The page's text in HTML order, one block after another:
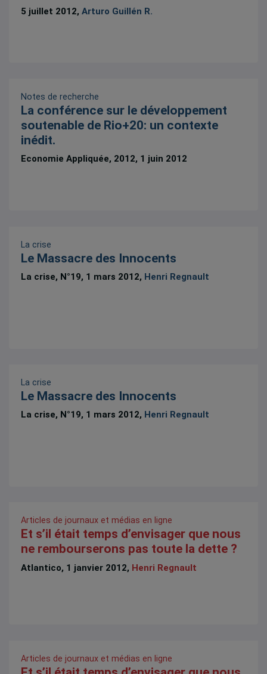
5 juillet 2012,Arturo Guillén R.
Notes de recherche
La conférence sur le développement
soutenable de Rio+20: un contexte
inédit.
Economie Appliquée, 2012, 1 juin 2012
La crise
Le Massacre des Innocents
La crise, N°19, 1 mars 2012, Henri Regnault
La crise
Le Massacre des Innocents
La crise, N°19, 1 mars 2012, Henri Regnault
Articles de journaux et médias en ligne
Et s’il était temps d’envisager que nous
ne rembourserons pas toute la dette ?
Atlantico, 1 janvier 2012, Henri Regnault
Articles de journaux et médias en ligne